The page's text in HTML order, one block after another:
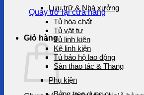
Quay trở lại cửa hàng
Giỏ hàng
Lưu trữ & Nhà xưởng
Tủ hóa chất
Tủ vật tư
Tủ linh kiện
Kệ linh kiện
Tủ bảo hộ lao động
Sàn thao tác & Thang
Phụ kiện